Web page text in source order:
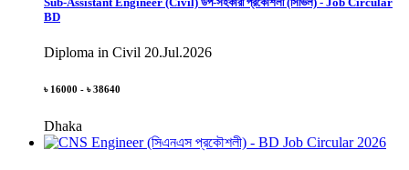
BD
Diploma in Civil 20.Jul.2026
৳ 16000 - ৳ 38640
Dhaka